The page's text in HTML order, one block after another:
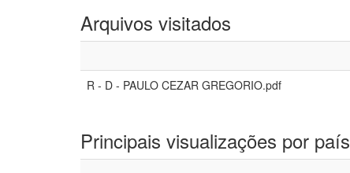
Arquivos visitados
R - D - PAULO CEZAR GREGORIO.pdf
Principais visualizações por país